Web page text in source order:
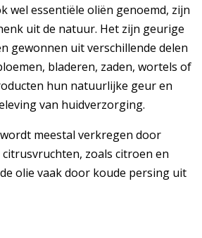
wel essentiële oliën genoemd, zijn
uit de natuur. Het zijn geurige
gewonnen uit verschillende delen
bladeren, zaden, wortels of
hun natuurlijke geur en
van huidverzorging.
meestal verkregen door
zoals citroen en
olie vaak door koude persing uit